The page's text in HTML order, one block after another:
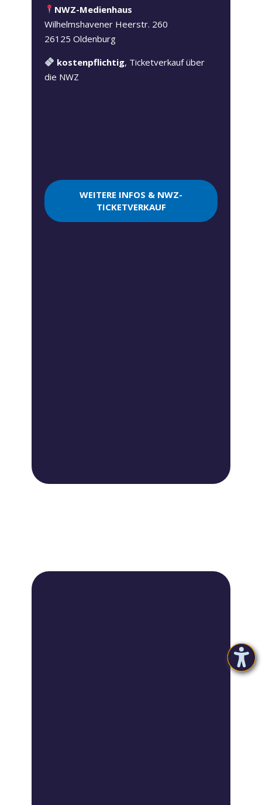
NWZ-Medienhaus
Wilhelmshavener Heerstr. 260
26125 Oldenburg
kostenpflichtig, Ticketverkauf über
die NWZ
WEITERE INFOS & NWZ-
TICKETVERKAUF